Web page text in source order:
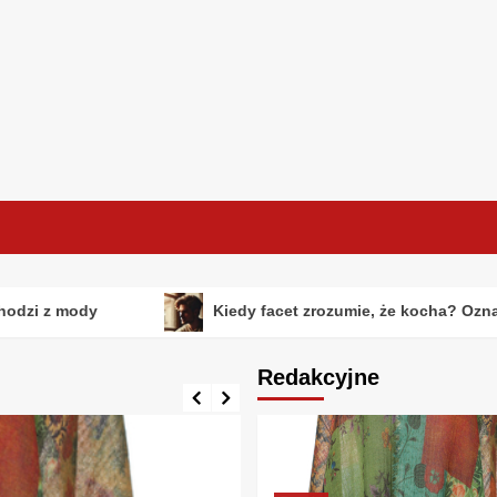
Kiedy facet zrozumie, że kocha? Oznaki,
Redakcyjne